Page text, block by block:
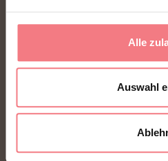
Alle
Auswahl
32100 Belluno - Italia
segreteria@dmodolomiti.it
Newsletter